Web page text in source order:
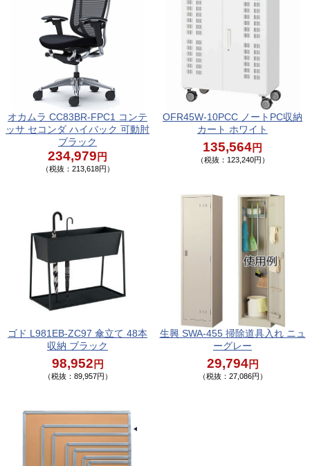
オカムラ CC83BR-FPC1 コンテ
ッサ セコンダ ハイバック 可動肘
ブラック
234,979 円
（税抜：213,618円）
OFR45W-10PCC ノートPC収納
カート ホワイト
135,564円
（税抜：123,240円）
ゴド L981EB-ZC97 傘立て 48本
収納 ブラック
98,952 円
（税抜：89,957円）
生興 SWA-455 掃除道具入れ ニュ
ーグレー
29,794円
（税抜：27,086円）